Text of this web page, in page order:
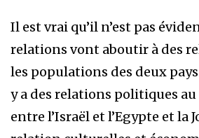
Il est vrai qu’il n’est pas
relations vont aboutir à des
les populations des deux
y a des relations politiques au
entre l’Israël et l’Egypte et la